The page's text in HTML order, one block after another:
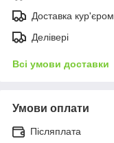
Доставка кур'єром
Делівері
Всі умови доставки
Умови оплати
Післяплата